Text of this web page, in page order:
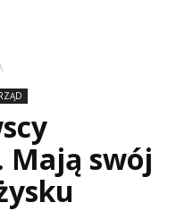
swój